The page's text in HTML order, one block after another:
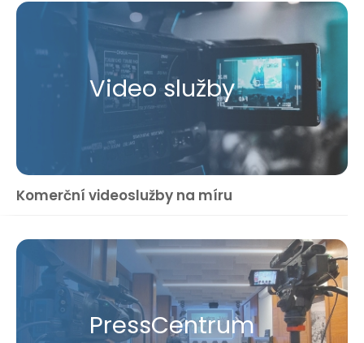
Video služby
Komerční videoslužby na míru
Press​Centrum